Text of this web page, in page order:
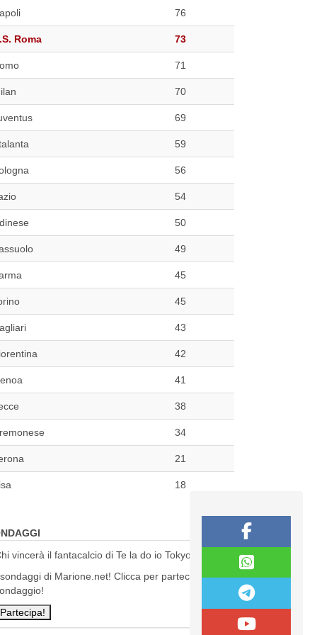
76
Roma 73
71
70
69
59
56
54
50
49
45
45
43
42
41
38
34
21
18
vincerà il fantacalcio di Te la do io Tokyo?
di Marione.net! Clicca per partecipare al